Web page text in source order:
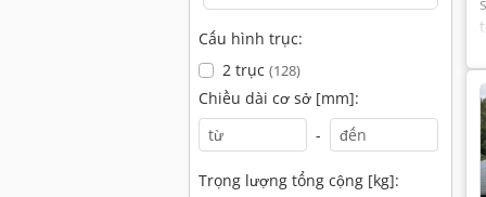
Cấu hình trục:
2 trục (128)
Chiều dài cơ sở [mm]:
-
Trọng lượng tổng cộng [kg]: